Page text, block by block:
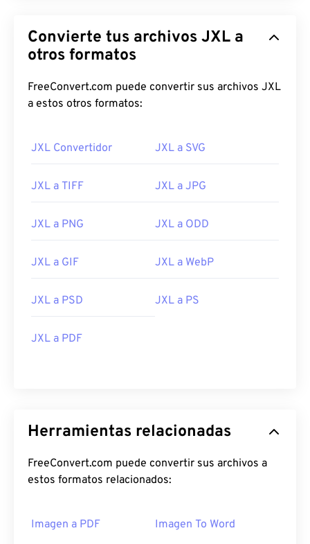
Convierte tus archivos JXL a
otros formatos
FreeConvert.com puede convertir sus archivos JXL
a estos otros formatos:
JXL Convertidor JXL a SVG
JXL a TIFF JXL a JPG
JXL a PNG JXL a ODD
JXL a GIF JXL a WebP
JXL a PSD JXL a PS
JXL a PDF
Herramientas relacionadas
FreeConvert.com puede convertir sus archivos a
estos formatos relacionados:
Imagen a PDF Imagen To Word